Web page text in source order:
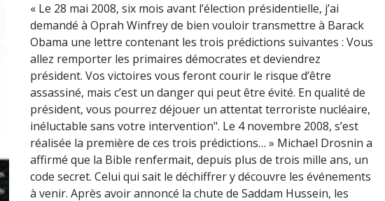
« Le 28 mai 2008, six mois avant l’élection présidentielle, j’ai
demandé à Oprah Winfrey de bien vouloir transmettre à Barack
Obama une lettre contenant les trois prédictions suivantes : Vous
allez remporter les primaires démocrates et deviendrez
président. Vos victoires vous feront courir le risque d’être
assassiné, mais c’est un danger qui peut être évité. En qualité de
président, vous pourrez déjouer un attentat terroriste nucléaire,
inéluctable sans votre intervention". Le 4 novembre 2008, s’est
réalisée la première de ces trois prédictions… » Michael Drosnin a
affirmé que la Bible renfermait, depuis plus de trois mille ans, un
code secret. Celui qui sait le déchiffrer y découvre les événements
à venir. Après avoir annoncé la chute de Saddam Hussein, les